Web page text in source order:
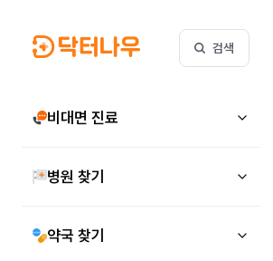
검색
비대면 진료
병원 찾기
약국 찾기